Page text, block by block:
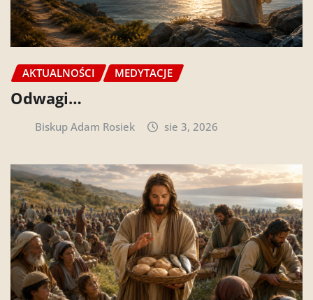
AKTUALNOŚCI MEDYTACJE
Odwagi…
Biskup Adam Rosiek sie 3, 2026